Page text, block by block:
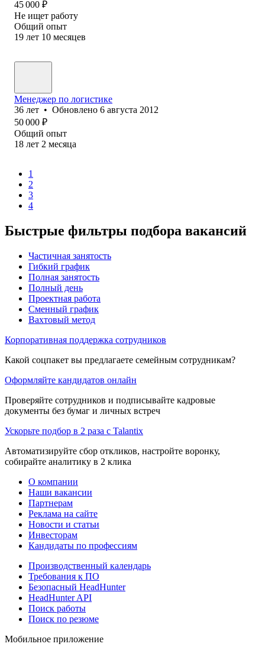
45 000 ₽
Не ищет работу
Общий опыт
19 лет 10 месяцев
Менеджер по логистике
36 лет • Обновлено 6 августа 2012
50 000 ₽
Общий опыт
18 лет 2 месяца
1
2
3
4
Быстрые фильтры подбора вакансий
Частичная занятость
Гибкий график
Полная занятость
Полный день
Проектная работа
Сменный график
Вахтовый метод
Корпоративная поддержка сотрудников
Какой соцпакет вы предлагаете семейным сотрудникам?
Оформляйте кандидатов онлайн
Проверяйте сотрудников и подписывайте кадровые
документы без бумаг и личных встреч
Ускорьте подбор в 2 раза с Talantix
Автоматизируйте сбор откликов, настройте воронку,
собирайте аналитику в 2 клика
О компании
Наши вакансии
Партнерам
Реклама на сайте
Новости и статьи
Инвесторам
Кандидаты по профессиям
Производственный календарь
Требования к ПО
Безопасный HeadHunter
HeadHunter API
Поиск работы
Поиск по резюме
Мобильное приложение